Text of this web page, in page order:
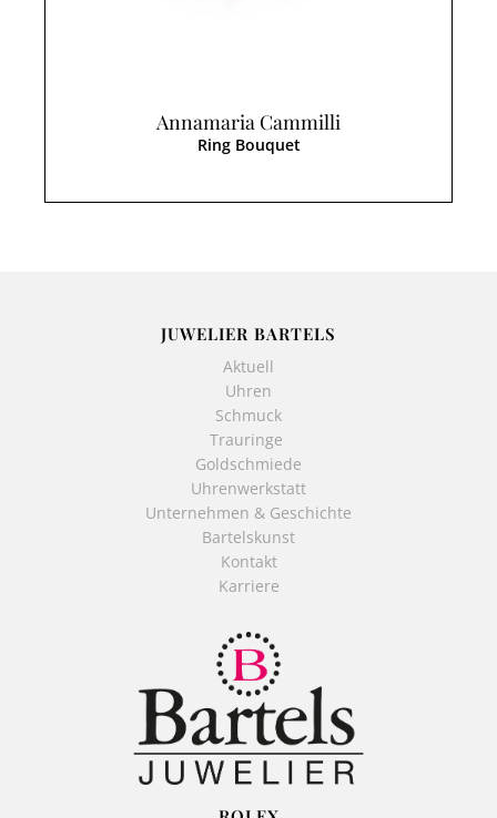
Annamaria Cammilli
Ring Bouquet
JUWELIER BARTELS
Aktuell
Uhren
Schmuck
Trauringe
Goldschmiede
Uhrenwerkstatt
Unternehmen & Geschichte
Bartelskunst
Kontakt
Karriere